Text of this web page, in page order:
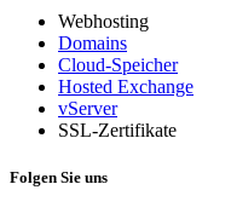
Webhosting
Domains
Cloud-Speicher
Hosted Exchange
vServer
SSL-Zertifikate
Folgen Sie uns